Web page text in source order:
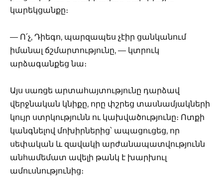
կարեկցանքը։
— Ո՛չ, Դիեգո, պարզապես չէիր ցանկանում
իմանալ ճշմարտությունը, — կտրուկ
արձագանքեց նա։
Այս սառցե արտահայտությունը դարձավ
վերջնական կնիքը, որը փշրեց տասնամյակների
կույր ստրկությունն ու կախվածությունը։ Ոտքի
կանգնելով մոխիրներից՝ ապացուցեց, որ
սեփական և զավակի արժանապատվությունն
անհամեմատ ավելի թանկ է խարխուլ
ամուսնությունից։